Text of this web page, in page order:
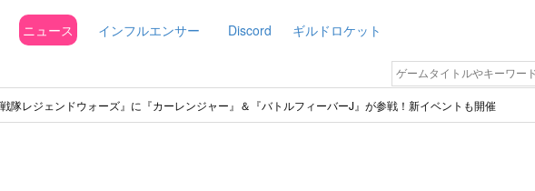
ニュース インフルエンサー Discord ギルドロケット
戦隊レジェンドウォーズ』に『カーレンジャー』＆『バトルフィーバーJ』が参戦！新イベントも開催